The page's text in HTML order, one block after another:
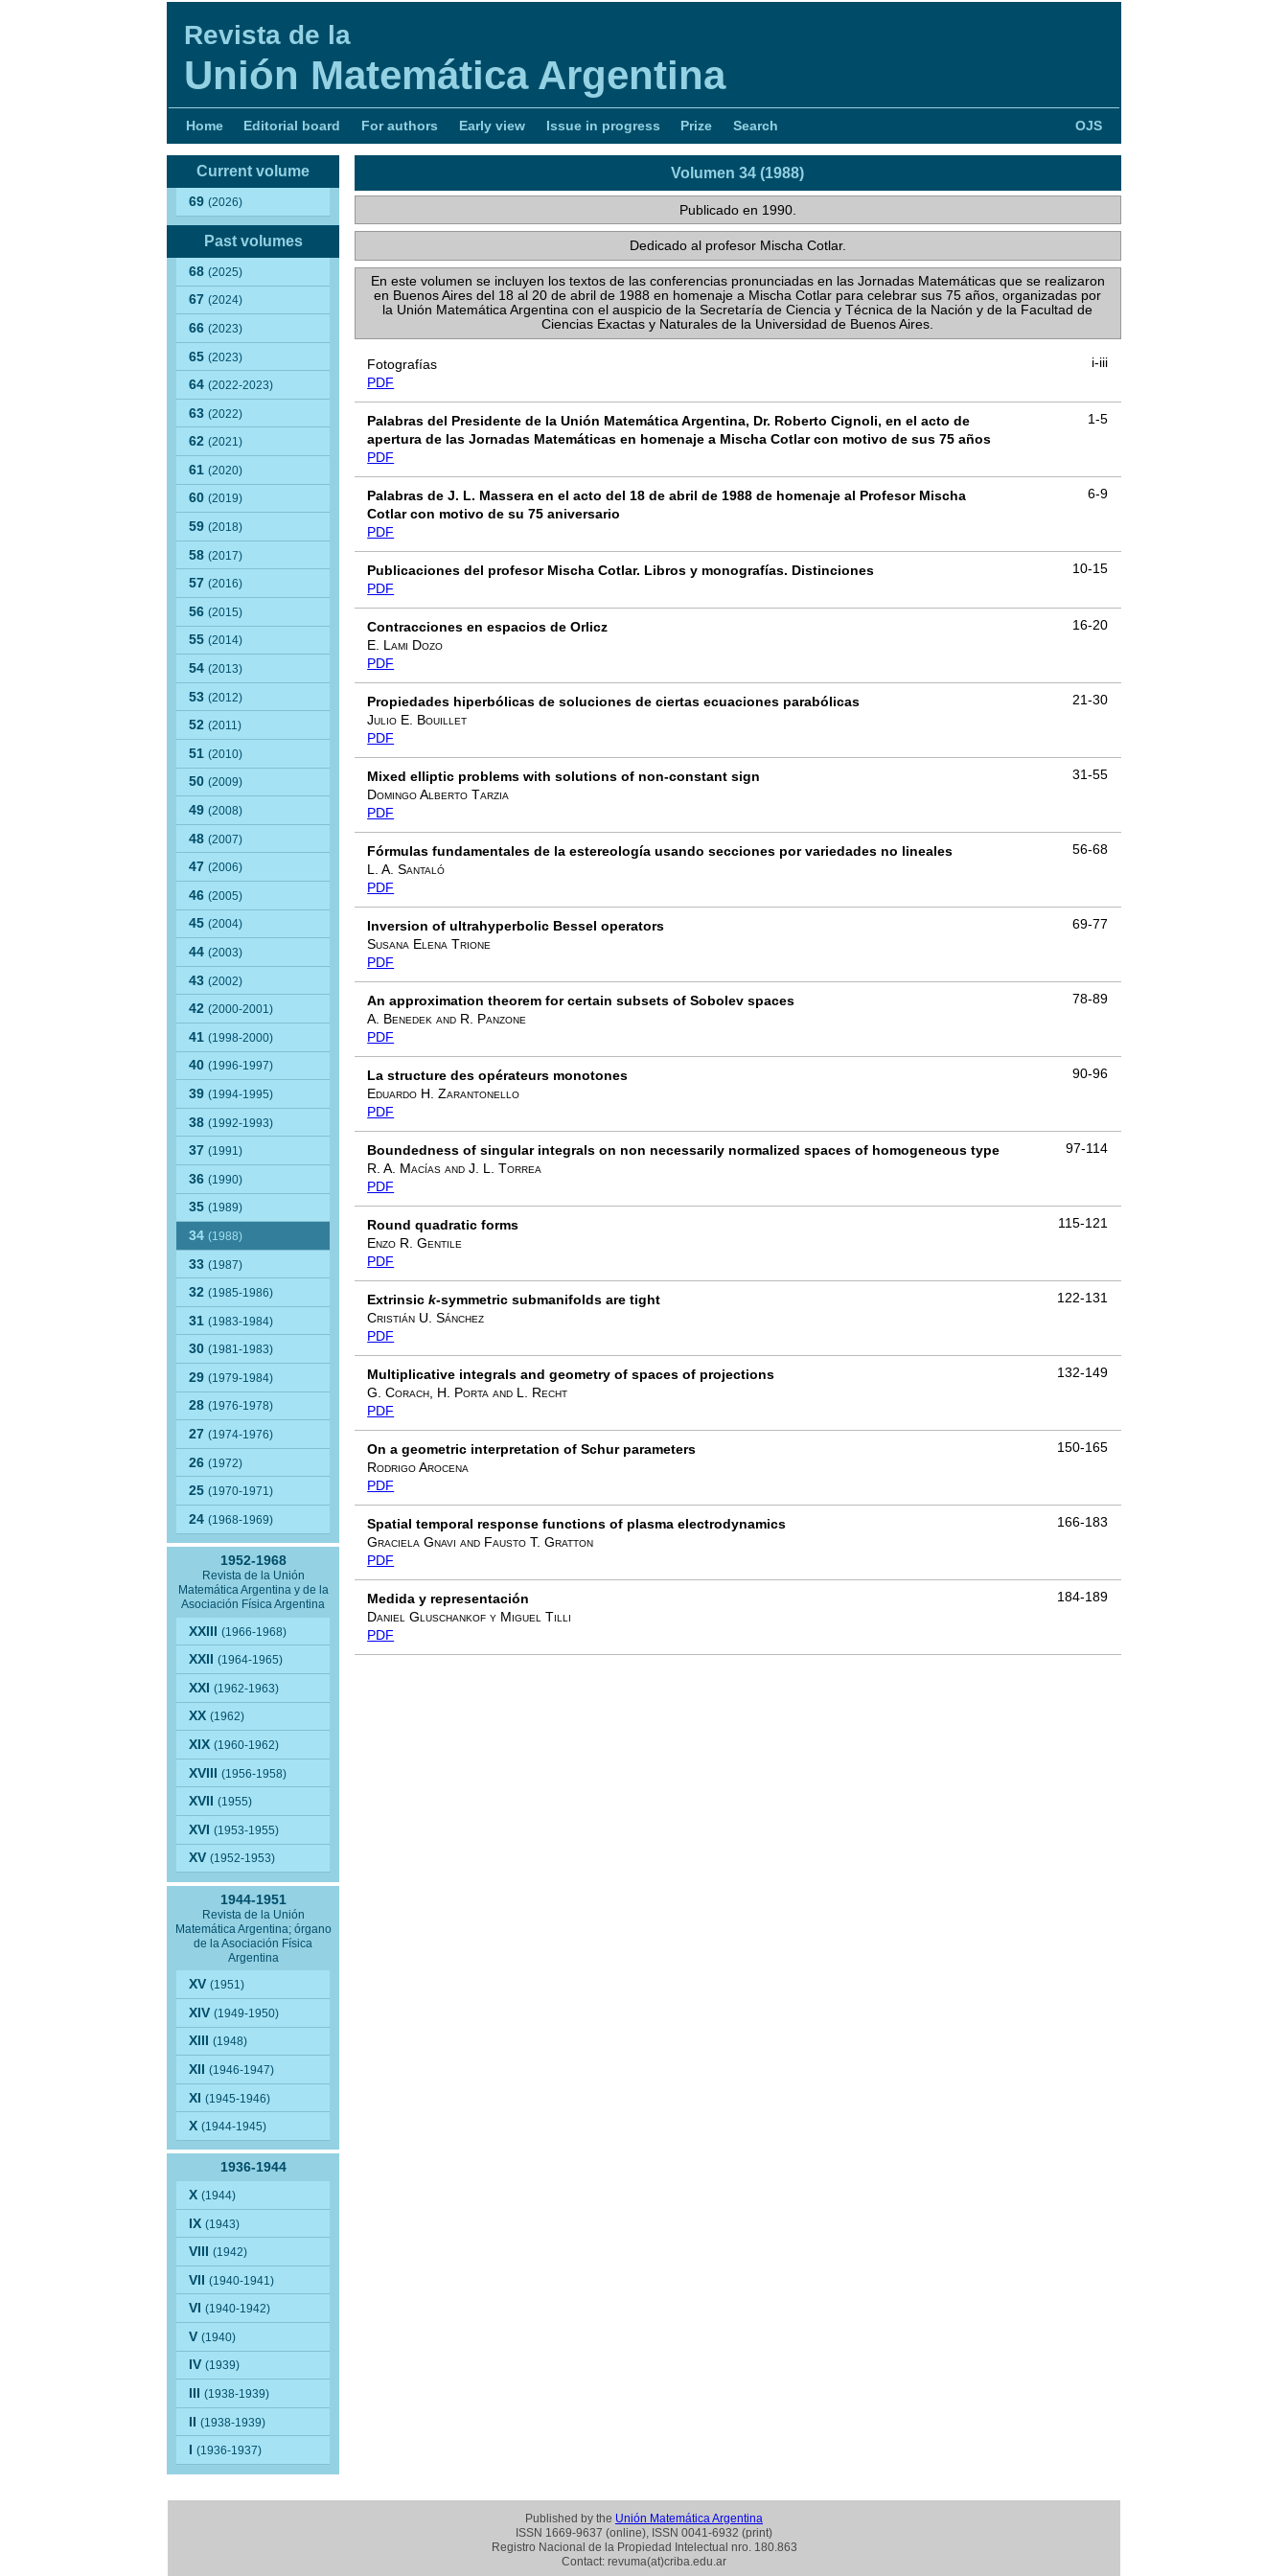
Revista de la
Unión Matemática Argentina
Home Editorial board For authors Early view Issue in progress Prize Search OJS
Current volume
69(2026)
Past volumes
68(2025)
67(2024)
66(2023)
65(2023)
64(2022-2023)
63(2022)
62(2021)
61(2020)
60(2019)
59(2018)
58(2017)
57(2016)
56(2015)
55(2014)
54(2013)
53(2012)
52(2011)
51(2010)
50(2009)
49(2008)
48(2007)
47(2006)
46(2005)
45(2004)
44(2003)
43(2002)
42(2000-2001)
41(1998-2000)
40(1996-1997)
39(1994-1995)
38(1992-1993)
37(1991)
36(1990)
35(1989)
34(1988)
33(1987)
32(1985-1986)
31(1983-1984)
30(1981-1983)
29(1979-1984)
28(1976-1978)
27(1974-1976)
26(1972)
25(1970-1971)
24(1968-1969)
1952-1968
Revista de la Unión
Matemática Argentina y de la
Asociación Física Argentina
XXIII(1966-1968)
XXII(1964-1965)
XXI(1962-1963)
XX(1962)
XIX(1960-1962)
XVIII(1956-1958)
XVII(1955)
XVI(1953-1955)
XV(1952-1953)
1944-1951
Revista de la Unión
Matemática Argentina; órgano
de la Asociación Física
Argentina
XV(1951)
XIV(1949-1950)
XIII(1948)
XII(1946-1947)
XI(1945-1946)
X(1944-1945)
1936-1944
X(1944)
IX(1943)
VIII(1942)
VII(1940-1941)
VI(1940-1942)
V(1940)
IV(1939)
III(1938-1939)
II(1938-1939)
I(1936-1937)
Volumen 34 (1988)
Publicado en 1990.
Dedicado al profesor Mischa Cotlar.
En este volumen se incluyen los textos de las conferencias pronunciadas en las Jornadas Matemáticas que se realizaron
en Buenos Aires del 18 al 20 de abril de 1988 en homenaje a Mischa Cotlar para celebrar sus 75 años, organizadas por
la Unión Matemática Argentina con el auspicio de la Secretaría de Ciencia y Técnica de la Nación y de la Facultad de
Ciencias Exactas y Naturales de la Universidad de Buenos Aires.
Fotografías
PDF
i-iii
Palabras del Presidente de la Unión Matemática Argentina, Dr. Roberto Cignoli, en el acto de
apertura de las Jornadas Matemáticas en homenaje a Mischa Cotlar con motivo de sus 75 años
PDF
1-5
Palabras de J. L. Massera en el acto del 18 de abril de 1988 de homenaje al Profesor Mischa
Cotlar con motivo de su 75 aniversario
PDF
6-9
Publicaciones del profesor Mischa Cotlar. Libros y monografías. Distinciones
PDF
10-15
Contracciones en espacios de Orlicz
E. Lami Dozo
PDF
16-20
Propiedades hiperbólicas de soluciones de ciertas ecuaciones parabólicas
Julio E. Bouillet
PDF
21-30
Mixed elliptic problems with solutions of non-constant sign
Domingo Alberto Tarzia
PDF
31-55
Fórmulas fundamentales de la estereología usando secciones por variedades no lineales
L. A. Santaló
PDF
56-68
Inversion of ultrahyperbolic Bessel operators
Susana Elena Trione
PDF
69-77
An approximation theorem for certain subsets of Sobolev spaces
A. Benedek and R. Panzone
PDF
78-89
La structure des opérateurs monotones
Eduardo H. Zarantonello
PDF
90-96
Boundedness of singular integrals on non necessarily normalized spaces of homogeneous type
R. A. Macías and J. L. Torrea
PDF
97-114
Round quadratic forms
Enzo R. Gentile
PDF
115-121
Extrinsick-symmetric submanifolds are tight
Cristián U. Sánchez
PDF
122-131
Multiplicative integrals and geometry of spaces of projections
G. Corach, H. Porta and L. Recht
PDF
132-149
On a geometric interpretation of Schur parameters
Rodrigo Arocena
PDF
150-165
Spatial temporal response functions of plasma electrodynamics
Graciela Gnavi and Fausto T. Gratton
PDF
166-183
Medida y representación
Daniel Gluschankof y Miguel Tilli
PDF
184-189
Published by the Unión Matemática Argentina
ISSN 1669-9637 (online), ISSN 0041-6932 (print)
Registro Nacional de la Propiedad Intelectual nro. 180.863
Contact: revuma(at)criba.edu.ar